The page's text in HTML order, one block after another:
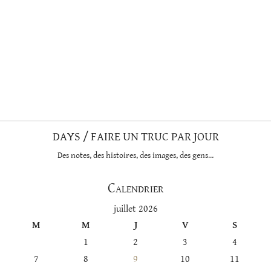
DAYS / FAIRE UN TRUC PAR JOUR
Des notes, des histoires, des images, des gens…
Calendrier
juillet 2026
M
M J V S
1
2 3 4
7
8 9 10 11